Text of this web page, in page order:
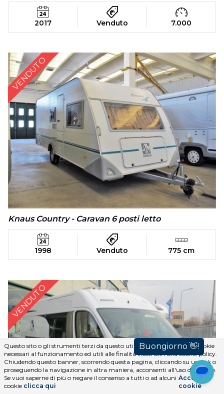
2017 Venduto 7.000
VENDUTO
Knaus Country - Caravan 6 posti letto
1998 Venduto 775 cm
VENDUTO
Questo sito o gli strumenti terzi da questo utilizzati si avvalgono di cookie
necessari al funzionamento ed utili alle finalità illustrate nella cookie policy.
Chiudendo questo banner, scorrendo questa pagina, cliccando su un link o
proseguendo la navigazione in altra maniera, acconsenti all'uso dei cookie.
Se vuoi saperne di più o negare il consenso a tutti o ad alcuni
cookie clicca qui
Accetta i
cookie